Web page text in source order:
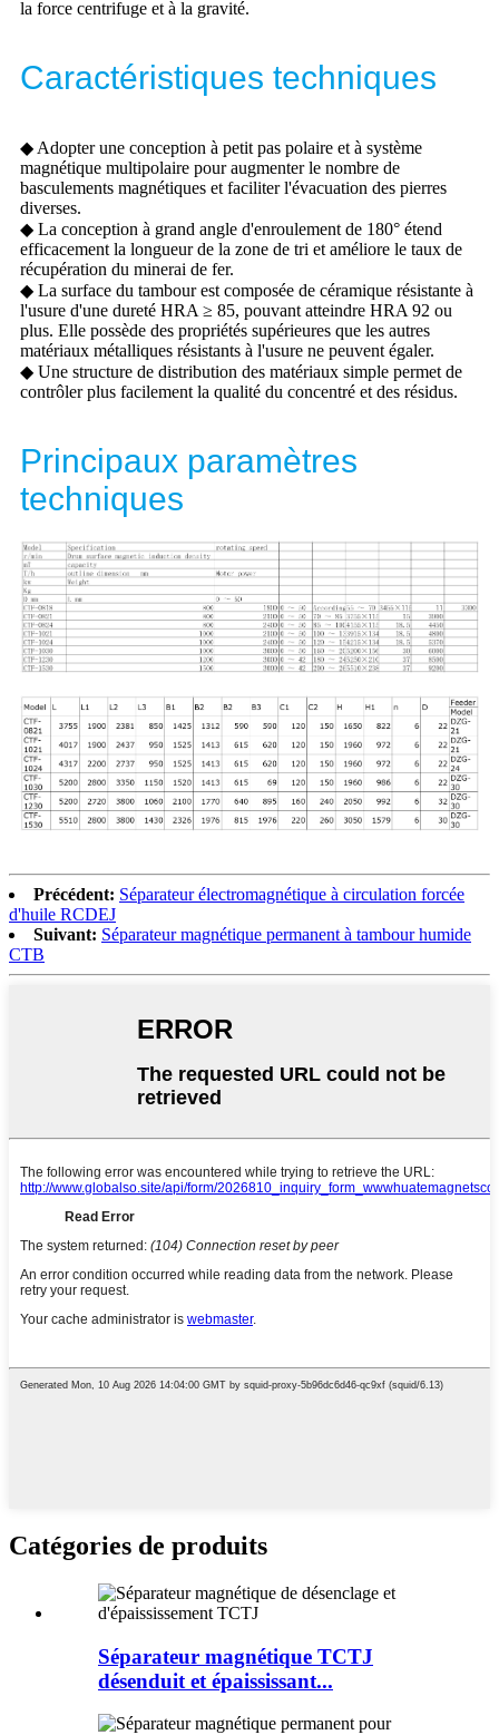
la force centrifuge et à la gravité.
Caractéristiques techniques
◆ Adopter une conception à petit pas polaire et à système
magnétique multipolaire pour augmenter le nombre de
basculements magnétiques et faciliter l'évacuation des pierres
diverses.
◆ La conception à grand angle d'enroulement de 180° étend
efficacement la longueur de la zone de tri et améliore le taux de
récupération du minerai de fer.
◆ La surface du tambour est composée de céramique résistante à
l'usure d'une dureté HRA ≥ 85, pouvant atteindre HRA 92 ou
plus. Elle possède des propriétés supérieures que les autres
matériaux métalliques résistants à l'usure ne peuvent égaler.
◆ Une structure de distribution des matériaux simple permet de
contrôler plus facilement la qualité du concentré et des résidus.
Principaux paramètres
techniques
Précédent: Séparateur électromagnétique à circulation forcée
d'huile RCDEJ
Suivant: Séparateur magnétique permanent à tambour humide
CTB
Catégories de produits
Séparateur magnétique TCTJ
désenduit et épaississant...